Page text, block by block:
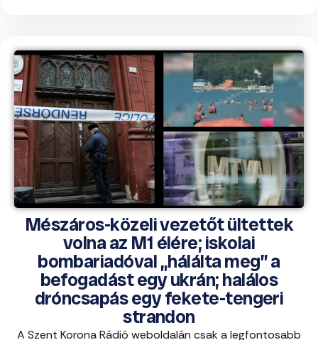
Mészáros-közeli vezetőt ültettek
volna az M1 élére; iskolai
bombariadóval „hálálta meg” a
befogadást egy ukrán; halálos
dróncsapás egy fekete-tengeri
strandon
A Szent Korona Rádió weboldalán csak a legfontosabb